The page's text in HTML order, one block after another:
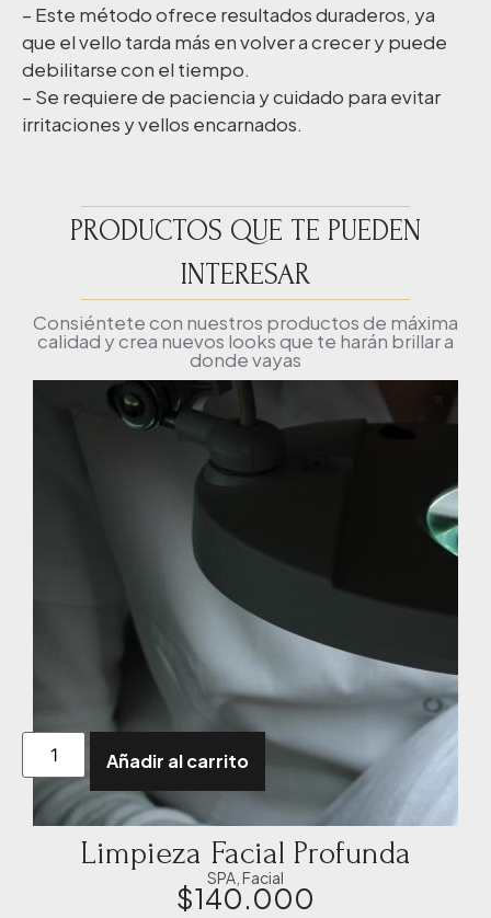
– Este método ofrece resultados duraderos, ya
que el vello tarda más en volver a crecer y puede
debilitarse con el tiempo.
– Se requiere de paciencia y cuidado para evitar
irritaciones y vellos encarnados.
PRODUCTOS QUE TE PUEDEN
INTERESAR
Consiéntete con nuestros productos de máxima
calidad y crea nuevos looks que te harán brillar a
donde vayas
Añadir al carrito
Limpieza Facial Profunda
SPA Facial
$140.000